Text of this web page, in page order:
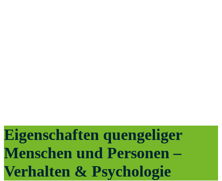
Eigenschaften quengeliger
Menschen und Personen –
Verhalten & Psychologie